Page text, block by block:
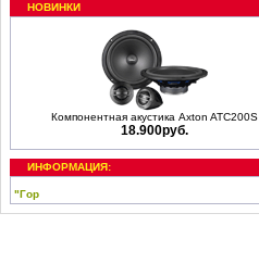
НОВИНКИ
Компонентная акустика Axton ATC200S
18.900руб.
ИНФОРМАЦИЯ:
"Гор